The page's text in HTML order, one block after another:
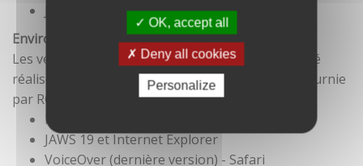
OK, accept all
Deny all cookies
Personalize
Environnement de test
Les vérifications de restitution de contenus ont été
réalisées conformément à la base de référence fournie
par RGAA 3.
Firefox et NVDA
JAWS 19 et Internet Explorer
VoiceOver (dernière version) - Safari